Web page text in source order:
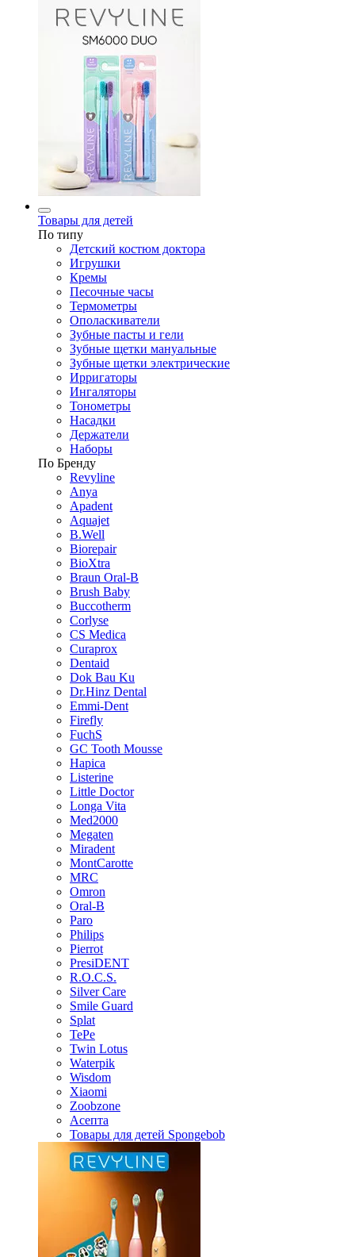
Товары для детей
По типу
Детский костюм доктора
Игрушки
Кремы
Песочные часы
Термометры
Ополаскиватели
Зубные пасты и гели
Зубные щетки мануальные
Зубные щетки электрические
Ирригаторы
Ингаляторы
Тонометры
Насадки
Держатели
Наборы
По Бренду
Revyline
Anya
Apadent
Aquajet
B.Well
Biorepair
BioXtra
Braun Oral-B
Brush Baby
Buccotherm
Corlyse
CS Medica
Curaprox
Dentaid
Dok Bau Ku
Dr.Hinz Dental
Emmi-Dent
Firefly
FuchS
GC Tooth Mousse
Hapica
Listerine
Little Doctor
Longa Vita
Med2000
Megaten
Miradent
MontCarotte
MRC
Omron
Oral-B
Paro
Philips
Pierrot
PresiDENT
R.O.C.S.
Silver Care
Smile Guard
Splat
TePe
Twin Lotus
Waterpik
Wisdom
Xiaomi
Zoobzone
Асепта
Товары для детей Spongebob